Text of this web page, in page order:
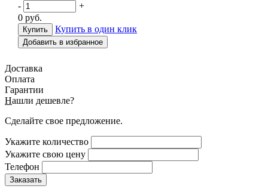
-
+
0 руб.
Купить в один клик
Добавить в избранное
Доставка
Оплата
Гарантии
Нашли дешевле?
Сделайте свое предложение.
Укажите количество
Укажите свою цену
Телефон